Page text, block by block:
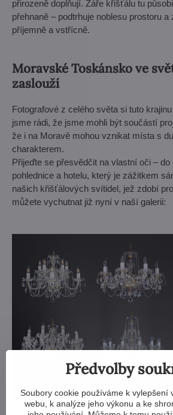
přirozeně doplňují. Záře křišťálu tu
přehnaně – podtrhuje noblesu prostoru
příjemně a vstřícně.
Moravské Toskánsko ve
zaslouží
Fotografové z celého světa si tuto
jsme rádi, že jsme mohli být součástí
že i na Moravě mohou vznikat místa s
charakterem.
Přijeďte se přesvědčit na vlastní oči – do
pohlednice a hotelu, který je zážitkem
našich křišťálových svítidel, jež zdobí
můžete vychutnat již nyní v naší galerii:
Předvolby
Soubory cookie používáme k vylepšení
webu, k analýze jeho výkonu a ke